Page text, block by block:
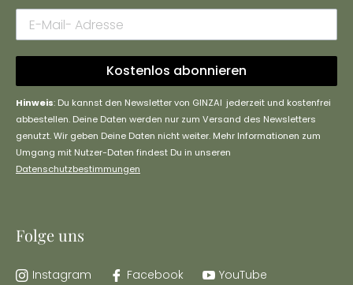
Kostenlos abonnieren
Hinweis: Du kannst den Newsletter von GINZAI jederzeit und kostenfrei
abbestellen. Deine Daten werden nur zum Versand des Newsletters
genutzt. Wir geben Deine Daten nicht weiter. Mehr Informationen zum
Umgang mit Nutzer-Daten findest Du in unseren
Datenschutzbestimmungen
Folge uns
Instagram Facebook YouTube